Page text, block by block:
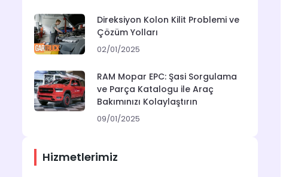
Direksiyon Kolon Kilit Problemi ve
Çözüm Yolları
02/01/2025
RAM Mopar EPC: Şasi Sorgulama
ve Parça Katalogu ile Araç
Bakımınızı Kolaylaştırın
09/01/2025
Hizmetlerimiz